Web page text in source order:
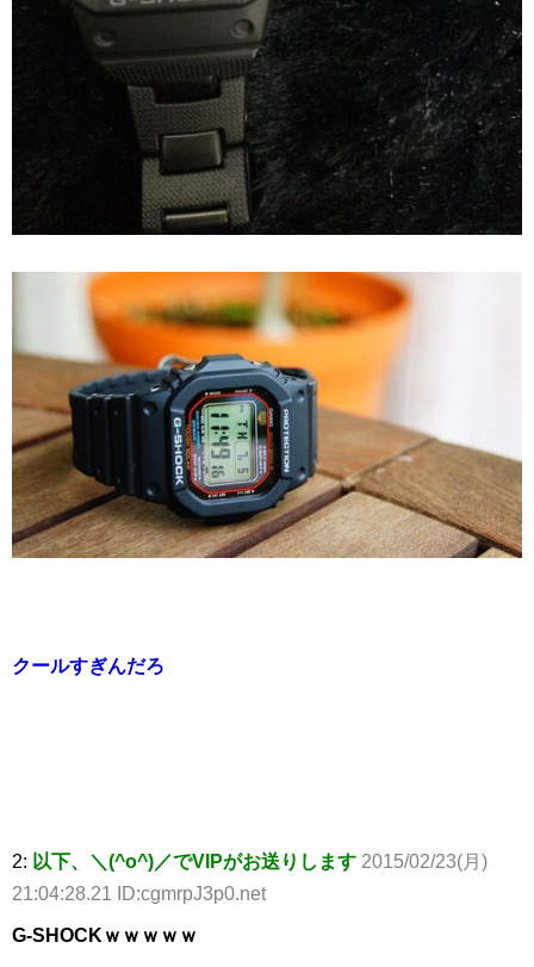
クールすぎんだろ
2: 以下、＼(^o^)／でVIPがお送りします 2015/02/23(月)
21:04:28.21 ID:cgmrpJ3p0.net
G-SHOCKｗｗｗｗｗ